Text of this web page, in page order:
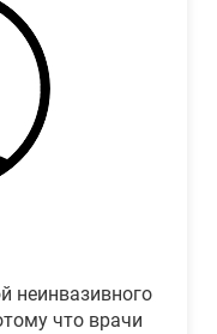
неинвазивного
что врачи